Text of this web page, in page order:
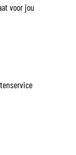
voor jou